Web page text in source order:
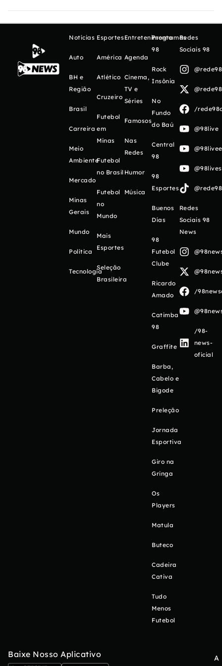
Notícias
Auto
BH e
Região
Brasil
Carreira
Meio
Ambiente
Mercado
Minas
Gerais
Mundo
Política
Tecnologia
Esportes
América
Atlético
Cruzeiro
Futebol
em
Minas
Futebol
no Brasil
Futebol
no
Mundo
Mais
Esportes
Seleção
Brasileira
Entretenimento
Agenda
Cinema,
TV e
Séries
Famosos
Nas
Redes
Humor
Música
Programas
98
Rock
Insônia
No
Fundo
do Baú
Central
98
98
Esportes
Buenos
Días
98
Futebol
Clube
Ricardo
Amado
Catimba
98
Graffite
Barba,
Cabelo e
Bigode
Preleção
Jornada
Esportiva
Giro na
Gringa
Os
Players
Matula
Buteco
Cadeira
Cativa
Tudo
Menos
Futebol
Redes
Sociais 98
/
@98live
Redes
Sociais 98
News
/
/98-
news-
oficial
Baixe Nosso Aplicativo
A